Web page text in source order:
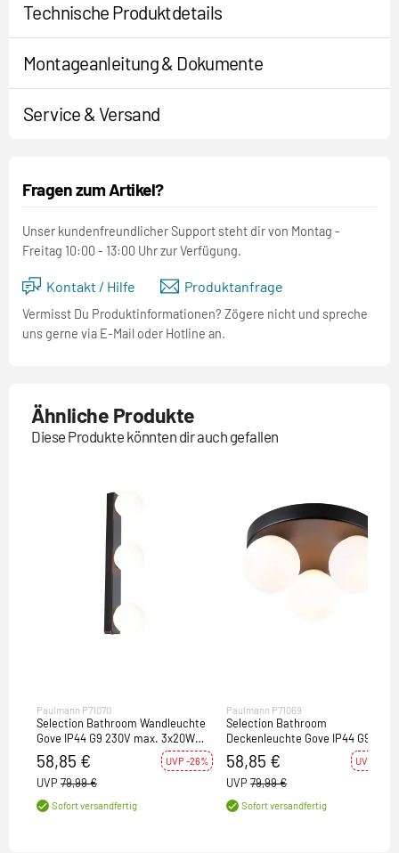
Technische Produktdetails
Montageanleitung & Dokumente
Service & Versand
Fragen zum Artikel?
Unser kundenfreundlicher Support steht dir von Montag -
Freitag 10:00 - 13:00 Uhr zur Verfügung.
Kontakt / Hilfe Produktanfrage
Vermisst Du Produktinformationen? Zögere nicht und spreche
uns gerne via E-Mail oder Hotline an.
Ähnliche Produkte
Diese Produkte könnten dir auch gefallen
Paulmann P71070
Selection Bathroom Wandleuchte
Gove IP44 G9 230V max. 3x20W
dimmbar Schwarz matt#Satin
58,85 € UVP -26%
UVP 79,99 €
Sofort versandfertig
Paulmann P71069
Selection Bathroom
Deckenleuchte Gove IP44 G9 230V
max. 3x20W dimmbar Schwarz
matt#Satin
58,85 € UVP -26%
UVP 79,99 €
Sofort versandfertig